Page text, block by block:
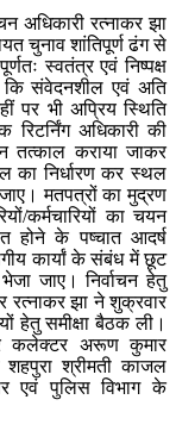
अधिकारी रत्नाकर झा
चुनाव शांतिपूर्ण ढंग से
स्वतंत्र एवं निष्पक्ष
संवेदनशील एवं अति
पर भी अप्रिय स्थिति
रिटर्निंग अधिकारी की
तत्काल कराया जाकर
का निर्धारण कर स्थल
मतपत्रों का मुद्रण
कर्मचारियों का चयन
होने के पष्चात आदर्ष
कार्यां के संबंध में छूट
जाए। निर्वाचन हेतु
रत्नाकर झा ने शुक्रवार
हेतु समीक्षा बैठक ली।
कलेक्टर अरूण कुमार
शहपुरा श्रीमती काजल
एवं पुलिस विभाग के